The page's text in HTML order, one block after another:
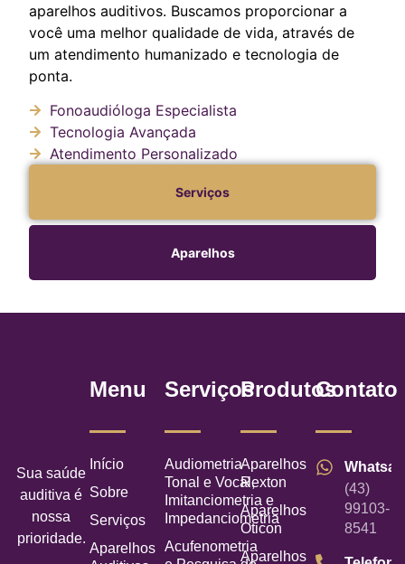
aparelhos auditivos. Buscamos proporcionar a
você uma melhor qualidade de vida, através de
um atendimento humanizado e tecnologia de
ponta.
Fonoaudióloga Especialista
Tecnologia Avançada
Atendimento Personalizado
Serviços
Aparelhos
Sua saúde
auditiva é
nossa
prioridade.
Menu
Início
Sobre
Serviços
Aparelhos
Serviços
Audiometria
Tonal e Vocal,
Imitanciometria e
Impedanciometria
Acufenometria
Produtos
Aparelhos
Rexton
Aparelhos
Oticon
Aparelhos
Contato
(43)
99103-
8541